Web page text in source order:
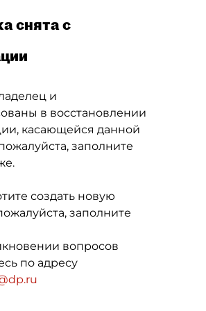
снята с
и
в восстановлении
касающейся данной
заполните
создать новую
заполните
вопросов
по адресу